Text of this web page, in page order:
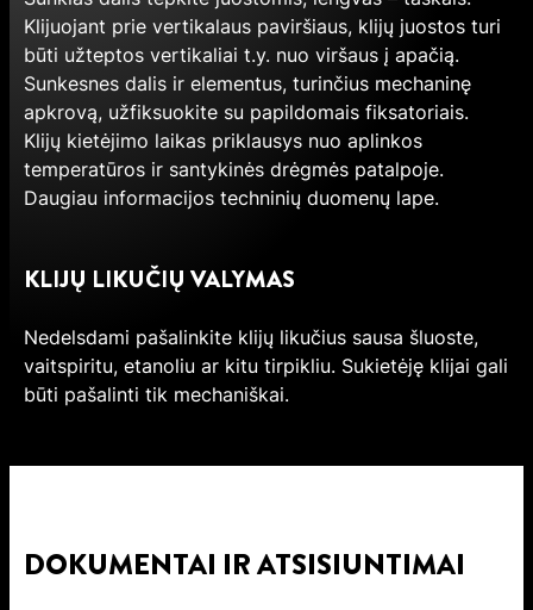
Klijuojant prie vertikalaus paviršiaus, klijų juostos turi
būti užteptos vertikaliai t.y. nuo viršaus į apačią.
Sunkesnes dalis ir elementus, turinčius mechaninę
apkrovą, užfiksuokite su papildomais fiksatoriais.
Klijų kietėjimo laikas priklausys nuo aplinkos
temperatūros ir santykinės drėgmės patalpoje.
Daugiau informacijos techninių duomenų lape.
KLIJŲ LIKUČIŲ VALYMAS
Nedelsdami pašalinkite klijų likučius sausa šluoste,
vaitspiritu, etanoliu ar kitu tirpikliu. Sukietėję klijai gali
būti pašalinti tik mechaniškai.
DOKUMENTAI IR ATSISIUNTIMAI